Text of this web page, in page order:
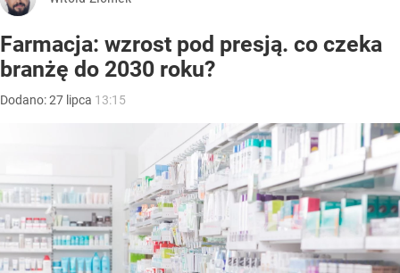
Farmacja: wzrost pod presją. co czeka
branżę do 2030 roku?
Dodano:27 lipca 13:15